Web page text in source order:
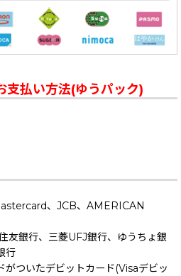
支払い方法(ゆうパック)
、JCB、AMERICAN
友銀行、三菱UFJ銀行、ゆうちょ銀
行
がついたデビットカード(Visaデビッ